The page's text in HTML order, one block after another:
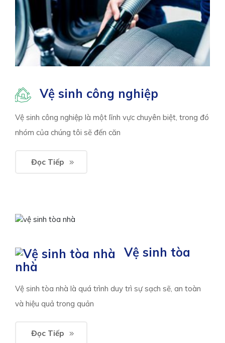
Vệ sinh công nghiệp
Vệ sinh công nghiệp là một lĩnh vực chuyên biệt, trong đó
nhóm của chúng tôi sẽ đến căn
Đọc Tiếp
Vệ sinh tòa
nhà
Vệ sinh tòa nhà là quá trình duy trì sự sạch sẽ, an toàn
và hiệu quả trong quản
Đọc Tiếp